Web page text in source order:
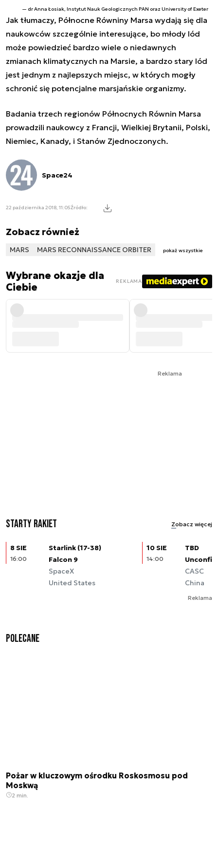
dr Anna Łosiak, Instytut Nauk Geologicznych PAN oraz University of Exeter
Jak tłumaczy, Północne Równiny Marsa wydają się dla
naukowców szczególnie interesujące, bo młody lód
może powiedzieć bardzo wiele o niedawnych
zmianach klimatycznych na Marsie, a bardzo stary lód
jest jednym z najlepszych miejsc, w których mogły
schronić się potencjalne marsjańskie organizmy.
Badania trzech regionów Północnych Równin Marsa
prowadzili naukowcy z Francji, Wielkiej Brytanii, Polski,
Niemiec, Kanady, i Stanów Zjednoczonych.
Space24
22 października 2018, 11:05Źródło:
Zobacz również
MARS MARS RECONNAISSANCE ORBITER pokaż wszystkie
Wybrane okazje dla
Ciebie
REKLAMA
Reklama
Starty rakiet Zobacz więcej
8 SIE
16:00
Starlink (17-38)
Falcon 9
SpaceX
United States
10 SIE
14:00
TBD
CASC
China
Reklama
Polecane
Pożar w kluczowym ośrodku Roskosmosu pod
Moskwą
2 min.